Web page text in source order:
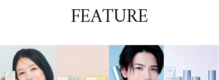
FEATURE